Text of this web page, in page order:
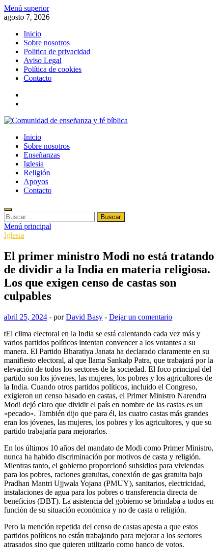
Saltar
al
Menú superior
agosto 7, 2026
Inicio
Sobre nosotros
Politica de privacidad
Aviso Legal
Política de cookies
Contacto
Comunidad de enseñanza y fé bíblica
Información de la fe, la biblia, el evangelismo, el cristianismo y la
religión
Inicio
Sobre nosotros
Enseñanzas
Iglesia
Religión
Apoyos
Contacto
Buscar:
Menú principal
Iglesia
El primer ministro Modi no está tratando
de dividir a la India en materia religiosa.
Los que exigen censo de castas son
culpables
abril 25, 2024 - porDavid Basy - Dejar un comentario
tEl clima electoral en la India se está calentando cada vez más y
varios partidos políticos intentan convencer a los votantes a su
manera. El Partido Bharatiya Janata ha declarado claramente en su
manifiesto electoral, al que llama Sankalp Patra, que trabajará por la
elevación de todos los sectores de la sociedad. El foco principal del
partido son los jóvenes, las mujeres, los pobres y los agricultores de
la India. Cuando otros partidos políticos, incluido el Congreso,
exigieron un censo basado en castas, el Primer Ministro Narendra
Modi dejó claro que dividir el país en nombre de las castas es un
«pecado». También dijo que para él, las cuatro castas más grandes
eran los jóvenes, las mujeres, los pobres y los agricultores, y que su
partido trabajaría para mejorarlos.
En los últimos 10 años del mandato de Modi como Primer Ministro,
nunca ha habido discriminación por motivos de casta y religión.
Mientras tanto, el gobierno proporcionó subsidios para viviendas
para los pobres, raciones gratuitas, conexión de gas gratuita bajo
Pradhan Mantri Ujjwala Yojana (PMUY), sanitarios, electricidad,
instalaciones de agua para los pobres o transferencia directa de
beneficios (DBT). La asistencia del gobierno se brindaba a todos en
función de su situación económica y no de casta o religión.
Pero la mención repetida del censo de castas apesta a que estos
partidos políticos no están trabajando para mejorar a los sectores
atrasados ​​sino que quieren utilizarlo como banco de votos.